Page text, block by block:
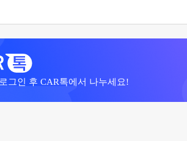
그인 후 CAR톡에서 나누세요!